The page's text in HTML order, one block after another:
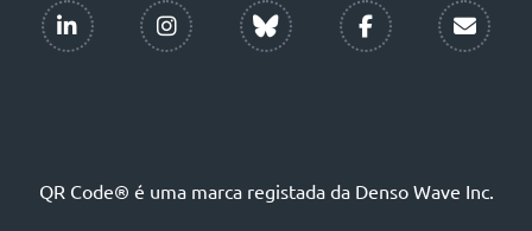
QR Code® é uma marca registada da Denso Wave Inc.